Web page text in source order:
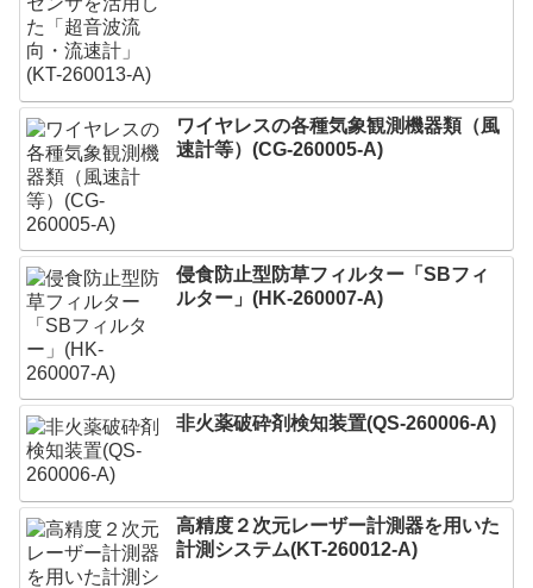
ワイヤレスの各種気象観測機器類（風
速計等）(CG-260005-A)
侵食防止型防草フィルター「SBフィ
ルター」(HK-260007-A)
非火薬破砕剤検知装置(QS-260006-A)
高精度２次元レーザー計測器を用いた
計測システム(KT-260012-A)